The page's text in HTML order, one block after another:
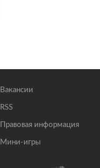
Вакансии
RSS
Правовая информация
Мини-игры